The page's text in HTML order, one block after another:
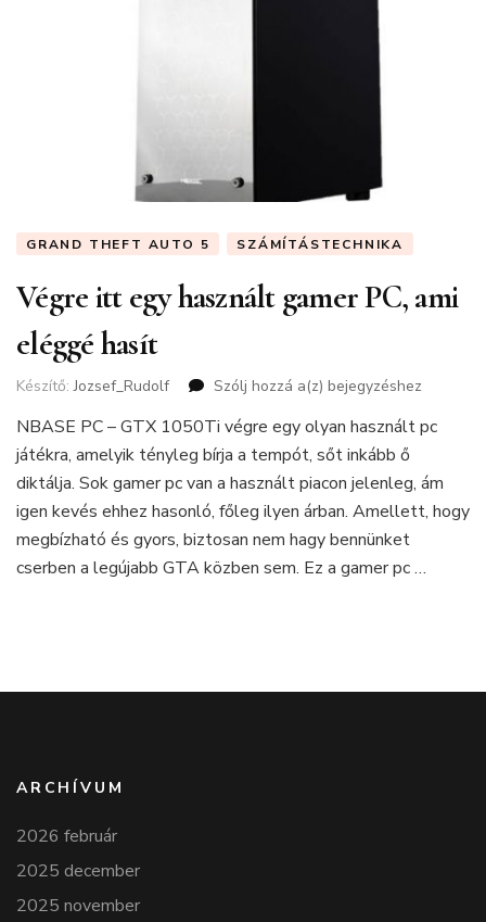
GRAND THEFT AUTO 5 SZÁMÍTÁSTECHNIKA
Végre itt egy használt gamer PC, ami
eléggé hasít
Készítő:Jozsef_Rudolf Szólj hozzá a(z) Végre
egy
használt
gamer
ami
eléggé
hasít
bejegyzéshez
NBASE PC – GTX 1050Ti végre egy olyan használt pc
játékra, amelyik tényleg bírja a tempót, sőt inkább ő
diktálja. Sok gamer pc van a használt piacon jelenleg, ám
igen kevés ehhez hasonló, főleg ilyen árban. Amellett, hogy
megbízható és gyors, biztosan nem hagy bennünket
cserben a legújabb GTA közben sem. Ez a gamer pc …
ARCHÍVUM
2026 február
2025 december
2025 november